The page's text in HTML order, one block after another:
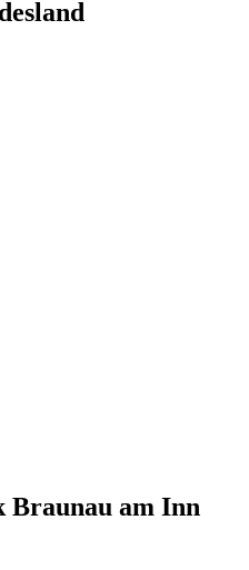
Braunau am Inn